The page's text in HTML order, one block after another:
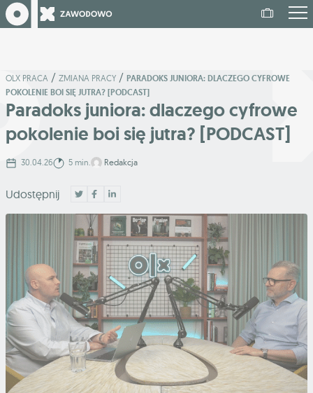
OLX PRACA / ZMIANA PRACY / PARADOKS JUNIORA: DLACZEGO CYFROWE
POKOLENIE BOI SIĘ JUTRA? [PODCAST]
Paradoks juniora: dlaczego cyfrowe
pokolenie boi się jutra? [PODCAST]
30.04.26 5 min. Redakcja
Udostępnij